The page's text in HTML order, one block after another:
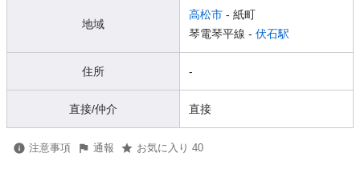
地域
高松市 - 紙町
琴電琴平線 - 伏石駅
住所 -
直接/仲介 直接
注意事項 通報 お気に入り 40